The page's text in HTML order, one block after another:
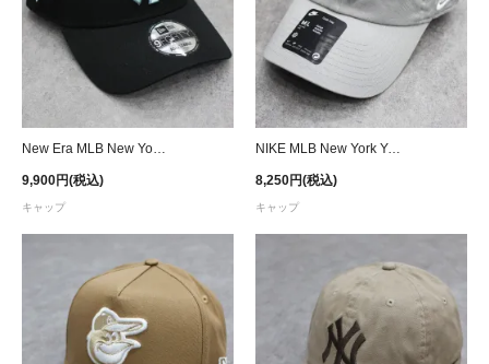
9,900円(税込)
キャップ
NIKE MLB New York Yankees Cooperstown Collection Club Strapback Cap - Gray
8,250円(税込)
キャップ